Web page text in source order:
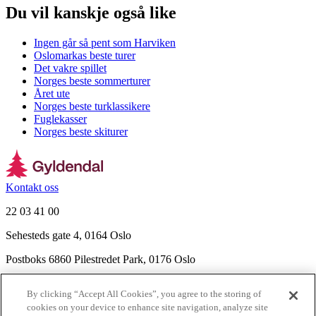
Du vil kanskje også like
Ingen går så pent som Harviken
Oslomarkas beste turer
Det vakre spillet
Norges beste sommerturer
Året ute
Norges beste turklassikere
Fuglekasser
Norges beste skiturer
Kontakt oss
22 03 41 00
Sehesteds gate 4, 0164 Oslo
Postboks 6860 Pilestredet Park, 0176 Oslo
Nyhetsbrev
By clicking “Accept All Cookies”, you agree to the storing of
cookies on your device to enhance site navigation, analyze site